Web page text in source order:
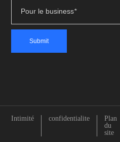
Pour le business*
Intimité confidentialite
Plan
du
site